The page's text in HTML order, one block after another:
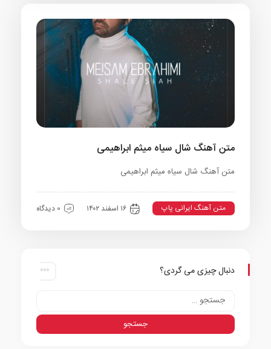
متن آهنگ شال سیاه میثم ابراهیمی
متن آهنگ شال سیاه میثم ابراهیمی
متن آهنگ ایرانی پاپ ۱۶ اسفند ۱۴۰۲ 0 دیدگاه
دنبال چیزی می گردی؟